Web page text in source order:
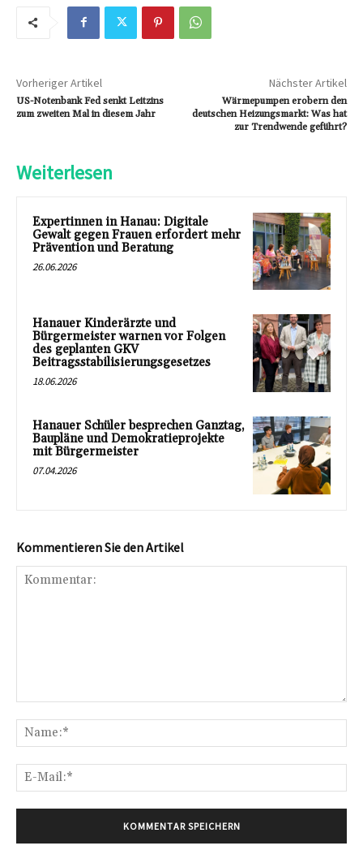
Vorheriger Artikel
US-Notenbank Fed senkt Leitzins
zum zweiten Mal in diesem Jahr
Nächster Artikel
Wärmepumpen erobern den
deutschen Heizungsmarkt: Was hat
zur Trendwende geführt?
Weiterlesen
Expertinnen in Hanau: Digitale
Gewalt gegen Frauen erfordert mehr
Prävention und Beratung
26.06.2026
Hanauer Kinderärzte und
Bürgermeister warnen vor Folgen
des geplanten GKV
Beitragsstabilisierungsgesetzes
18.06.2026
Hanauer Schüler besprechen Ganztag,
Baupläne und Demokratieprojekte
mit Bürgermeister
07.04.2026
Kommentieren Sie den Artikel